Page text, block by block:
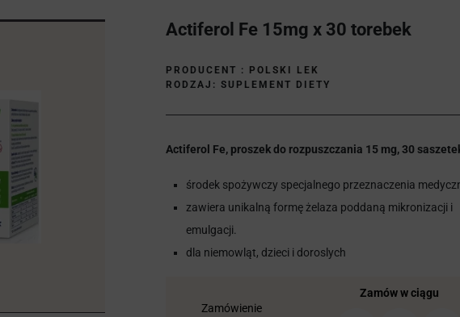
Actiferol Fe 15mg x 30 torebek
PRODUCENT :
POLSKI LEK
RODZAJ: SUPLEMENT DIETY
Actiferol Fe, proszek do rozpuszczania 15 mg, 30
środek spożywczy specjalnego przeznaczenia
zawiera unikalną formę żelaza poddaną mikronizacji i
emulgacji.
dla niemowląt, dzieci i doroslych
Zamówienie
Zamów w ciągu